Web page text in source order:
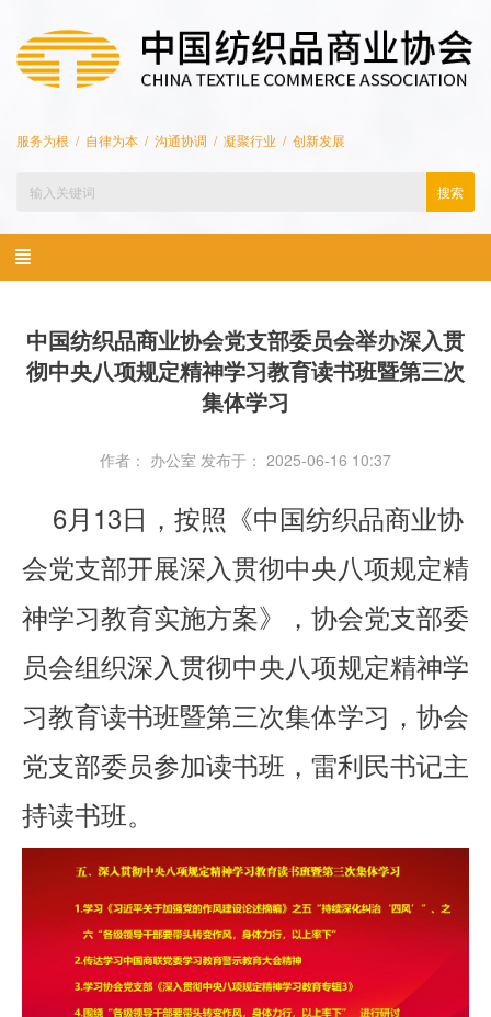
服务为根 / 自律为本 / 沟通协调 / 凝聚行业 / 创新发展
搜索
中国纺织品商业协会党支部委员会举办深入贯
彻中央八项规定精神学习教育读书班暨第三次
集体学习
作者： 办公室 发布于： 2025-06-16 10:37
6月13日，按照《中国纺织品商业协
会党支部开展深入贯彻中央八项规定精
神学习教育实施方案》，协会党支部委
员会组织深入贯彻中央八项规定精神学
习教育读书班暨第三次集体学习，协会
党支部委员参加读书班，雷利民书记主
持读书班。